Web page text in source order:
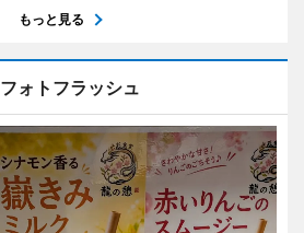
もっと見る
フォトフラッシュ